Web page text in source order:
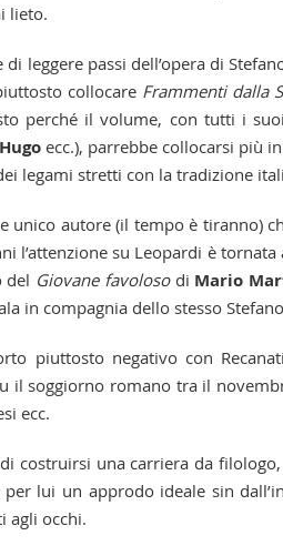
lieto.
leggere passi dell’opera di
collocare Frammenti dalla
perché il volume, con tutti i
Hugoecc.), parrebbe collocarsi più
legami stretti con la tradizione
unico autore (il tempo è tiranno)
l’attenzione su Leopardi è
del Giovane favolosodi Mario
in compagnia dello stesso
piuttosto negativo con
il soggiorno romano tra il
ecc.
costruirsi una carriera da
lui un approdo ideale sin
agli occhi.